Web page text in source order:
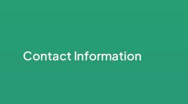
Contact Information